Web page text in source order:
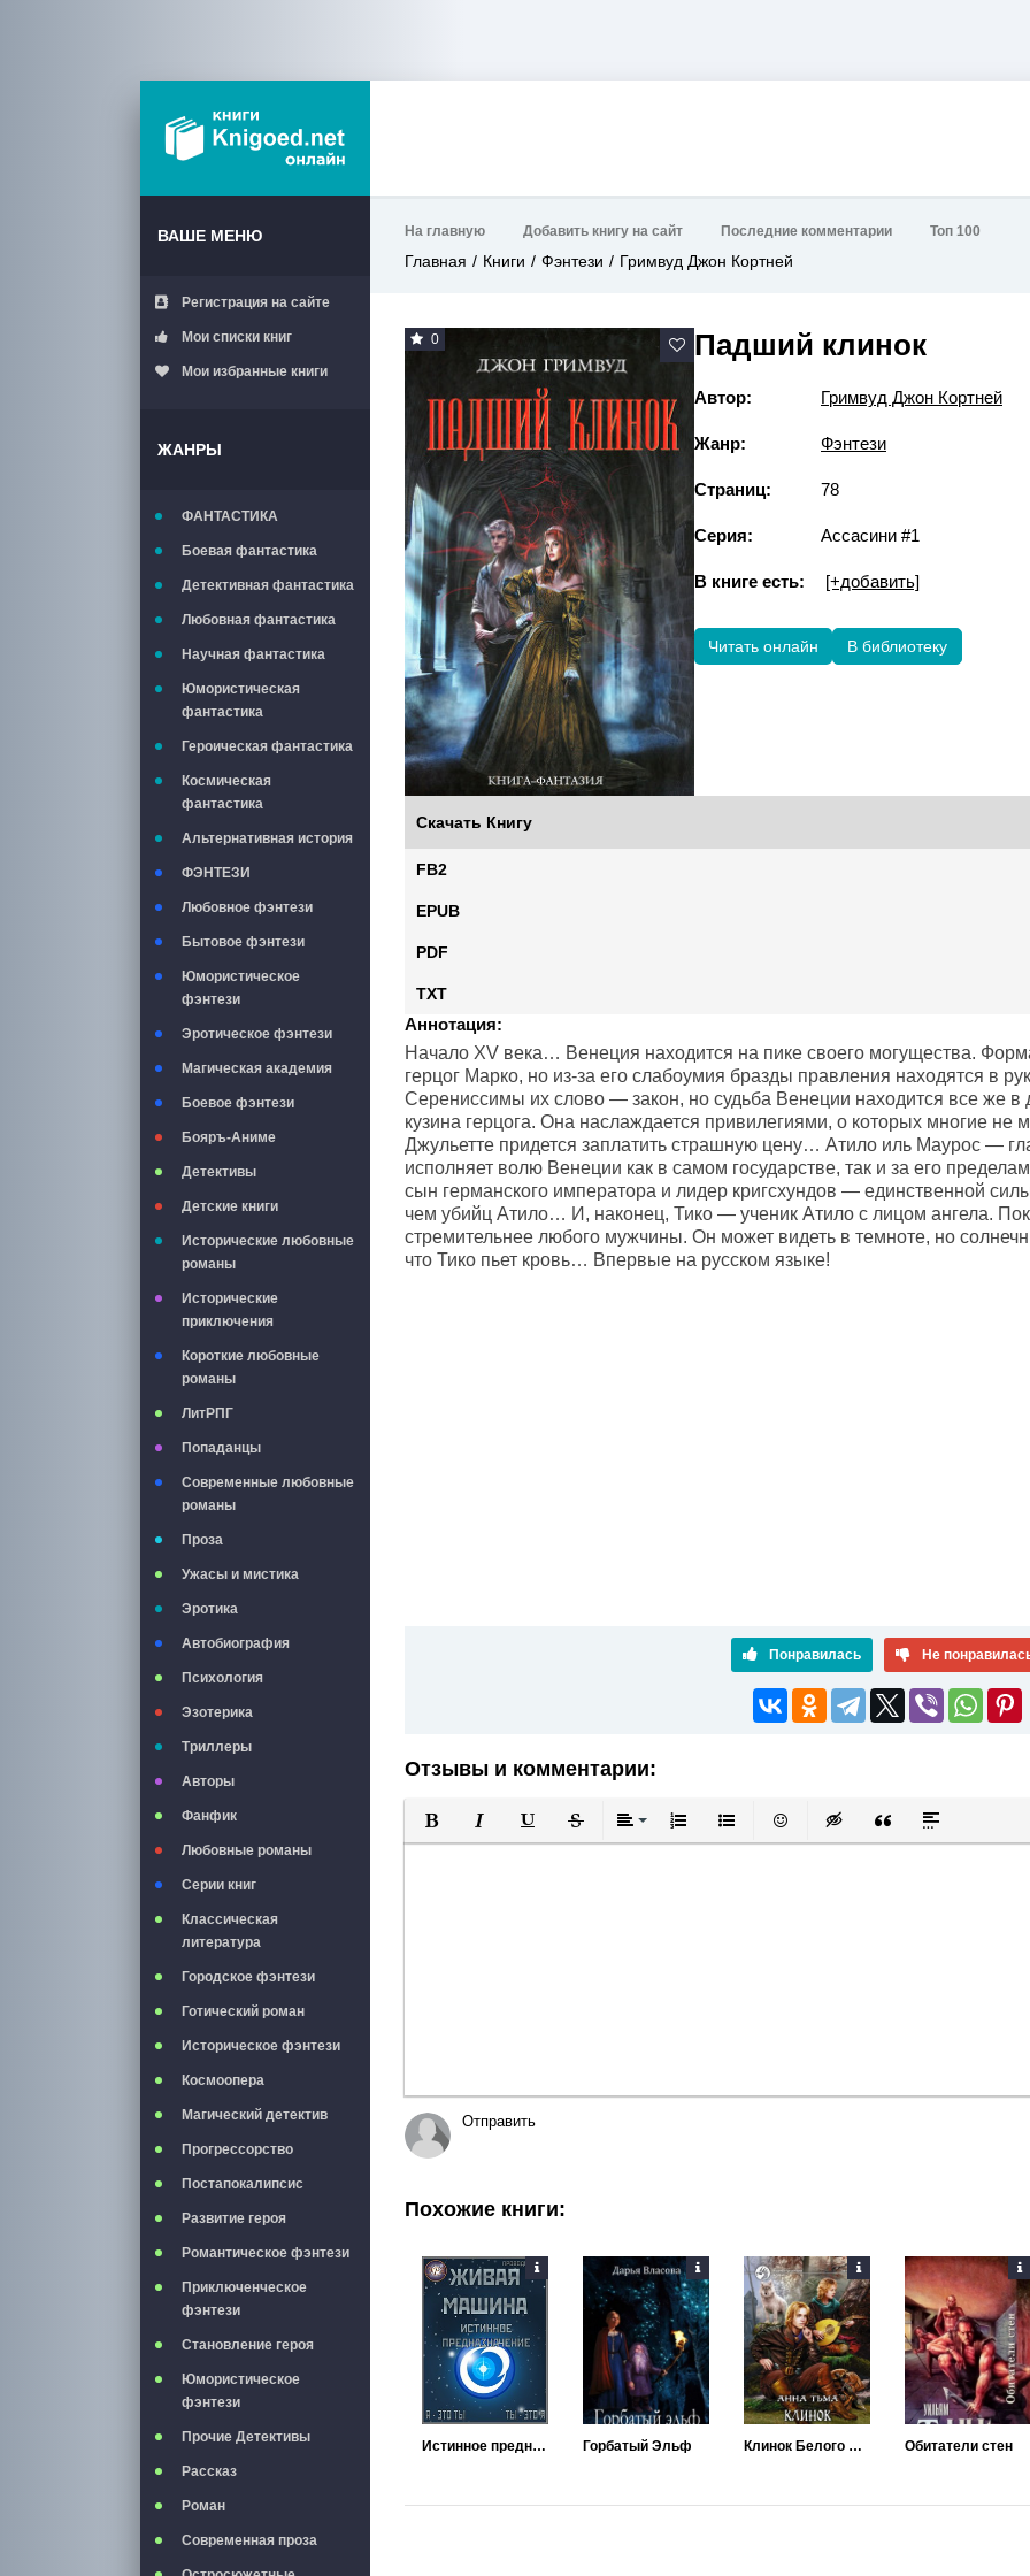
ВАШЕ МЕНЮ
Регистрация на сайте
Мои списки книг
Мои избранные книги
ЖАНРЫ
ФАНТАСТИКА
Боевая фантастика
Детективная фантастика
Любовная фантастика
Научная фантастика
Юмористическая
фантастика
Героическая фантастика
Космическая
фантастика
Альтернативная история
ФЭНТЕЗИ
Любовное фэнтези
Бытовое фэнтези
Юмористическое
фэнтези
Эротическое фэнтези
Магическая академия
Боевое фэнтези
Бояръ-Аниме
Детективы
Детские книги
Исторические любовные
романы
Исторические
приключения
Короткие любовные
романы
ЛитРПГ
Попаданцы
Современные любовные
романы
Проза
Ужасы и мистика
Эротика
Автобиография
Психология
Эзотерика
Триллеры
Авторы
Фанфик
Любовные романы
Серии книг
Классическая
литература
Городское фэнтези
Готический роман
Историческое фэнтези
Космоопера
Магический детектив
Прогрессорство
Постапокалипсис
Развитие героя
Романтическое фэнтези
Приключенческое
фэнтези
Становление героя
Юмористическое
фэнтези
Прочие Детективы
Рассказ
Роман
Современная проза
На главную Добавить книгу на сайт Последние комментарии Топ 100
Главная Книги Фэнтези Гримвуд Джон Кортней
0 Падший клинок
Автор: Гримвуд Джон Кортней
Жанр: Фэнтези
Страниц: 78
Серия: Ассасини #1
В книге есть: [+добавить]
Читать онлайн В библиотеку
Скачать Книгу
FB2
EPUB
PDF
TXT
Аннотация:
Начало XV века… Венеция находится на пике своего могущества.
герцог Марко, но из-за его слабоумия бразды правления находятся в
Серениссимы их слово — закон, но судьба Венеции находится все же
кузина герцога. Она наслаждается привилегиями, о которых многие не
Джульетте придется заплатить страшную цену… Атило иль Маурос —
исполняет волю Венеции как в самом государстве, так и за его
сын германского императора и лидер кригсхундов — единственной
чем убийц Атило… И, наконец, Тико — ученик Атило с лицом ангела.
стремительнее любого мужчины. Он может видеть в темноте, но
что Тико пьет кровь… Впервые на русском языке!
Понравилась Не
Отзывы и комментарии:
Полужирный
КурсивПодчеркнутый
ЗачеркнутыйВыравнивание
Нумерованный список
Маркированный список
Вставить смайлик
Вставка скрытого текста
Вставка цитаты
Вставка
Отправить
Похожие книги:
Истинное предназначение Горбатый Эльф Клинок Белого Пламени Обитатели стен